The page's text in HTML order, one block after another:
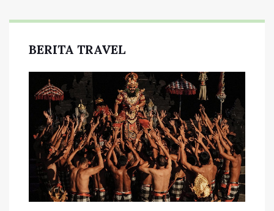
BERITA TRAVEL